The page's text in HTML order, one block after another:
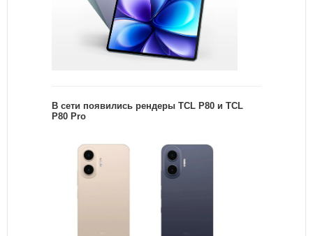
В сети появились рендеры TCL P80 и TCL
P80 Pro